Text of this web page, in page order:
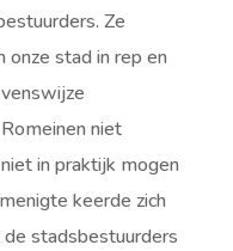
Ze
onze stad in rep en
niet
in praktijk mogen
keerde zich
stadsbestuurders